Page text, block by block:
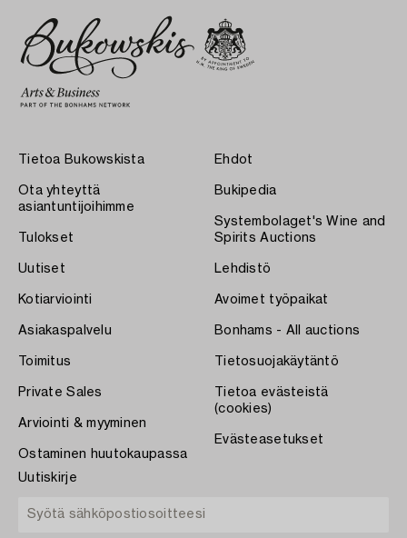
Tietoa Bukowskista
Ota yhteyttä
asiantuntijoihimme
Tulokset
Uutiset
Kotiarviointi
Asiakaspalvelu
Toimitus
Private Sales
Arviointi & myyminen
Ostaminen huutokaupassa
Ehdot
Bukipedia
Systembolaget's Wine and
Spirits Auctions
Lehdistö
Avoimet työpaikat
Bonhams - All auctions
Tietosuojakäytäntö
Tietoa evästeistä
(cookies)
Evästeasetukset
Uutiskirje